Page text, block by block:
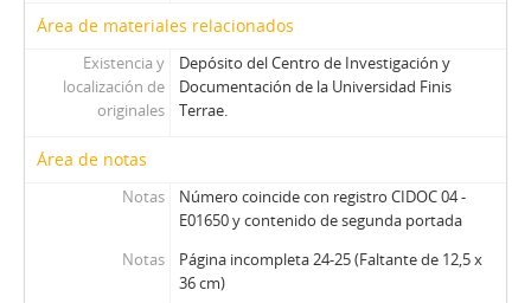
141 - Revista Ercilla. Año XXXIV, Nº 1734
143 - Revista Ercilla. Año XXXIV, Nº 1736
144 - Revista Ercilla. Año XXXIV, Nº 1737
146 - Revista Ercilla. Año XXXIV, Nº 1739
147 - Revista Ercilla. Año XXXIV, Nº 1740
148 - Revista Ercilla. Año XXXIV, Nº 1741
150 - Revista Ercilla. Año XXXIV, Nº 1743
Área de materiales relacionados
Existencia y
localización de
originales
Depósito del Centro de Investigación y
Documentación de la Universidad Finis
Terrae.
Área de notas
Notas
Número coincide con registro CIDOC 04 -
E01650 y contenido de segunda portada
Notas
Página incompleta 24-25 (Faltante de 12,5 x
36 cm)